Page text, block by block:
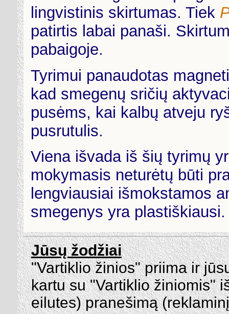
lingvistinis skirtumas. Tiek
patirtis labai panaši.
pabaigoje.
Tyrimui panaudotas
kad smegenų sričių
pusėms, kai kalbų atveju
pusrutulis.
Viena išvada iš šių tyrimų
mokymasis neturėtų būti
lengviausiai išmokstamos
smegenys yra plastiškiausi.
Jūsų žodžiai
"Vartiklio žinios" priima ir
kartu su "Vartiklio žiniomis"
eilutes) pranešimą